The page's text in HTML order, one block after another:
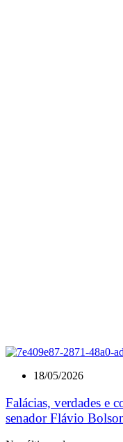
18/05/2026
Falácias, verdades e
senador Flávio